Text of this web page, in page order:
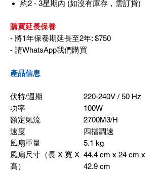
約2 - 3星期內 (如沒有庫存，需訂貨)
購買延長保養
- 將1年保養期延長至2年: $750
- 請WhatsApp我們購買
產品信息
伏特/週期
220-240V / 50 Hz
功率
100W
額定氣流
2700M3/H
速度
四擋調速
風扇重量
5.1 kg
風扇尺寸（長 X 寬 X
高）
44.4 cm x 24 cm x
42.9 cm